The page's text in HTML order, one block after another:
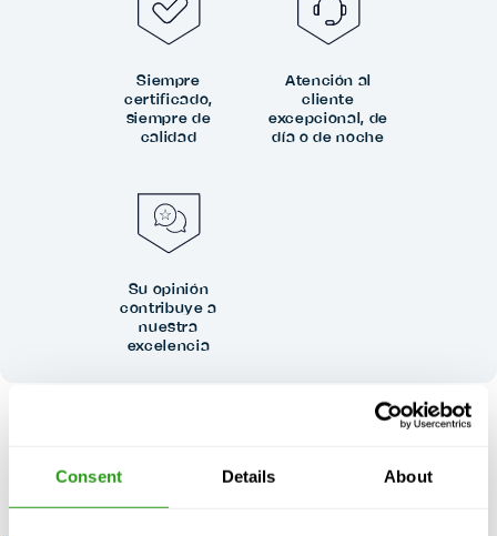
Consent Details About
necesario.
Siempre
certificado,
siempre de
calidad
Atención al
cliente
excepcional, de
día o de noche
Su opinión
contribuye a
nuestra
excelencia